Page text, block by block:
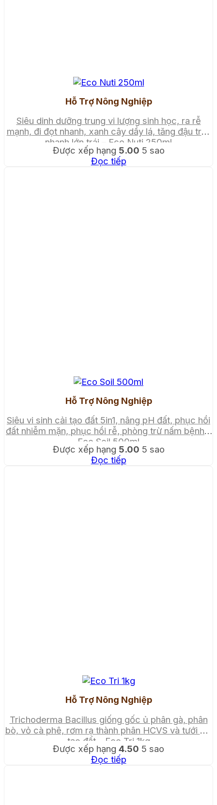
Hỗ Trợ Nông Nghiệp
Siêu dinh dưỡng trung vi lượng sinh học, ra rễ
mạnh, đi đọt nhanh, xanh cây dầy lá, tăng đậu trái,
nhanh lớn trái – Eco Nuti 250ml
Được xếp hạng 5.00 5 sao
Đọc tiếp
Hỗ Trợ Nông Nghiệp
Siêu vi sinh cải tạo đất 5in1, nâng pH đất, phục hồi
đất nhiễm mặn, phục hồi rễ, phòng trừ nấm bệnh –
Eco Soil 500ml
Được xếp hạng 5.00 5 sao
Đọc tiếp
Hỗ Trợ Nông Nghiệp
Trichoderma Bacillus giống gốc ủ phân gà, phân
bò, vỏ cà phê, rơm rạ thành phân HCVS và tưới cải
tạo đất – Eco Tri 1kg
Được xếp hạng 4.50 5 sao
Đọc tiếp